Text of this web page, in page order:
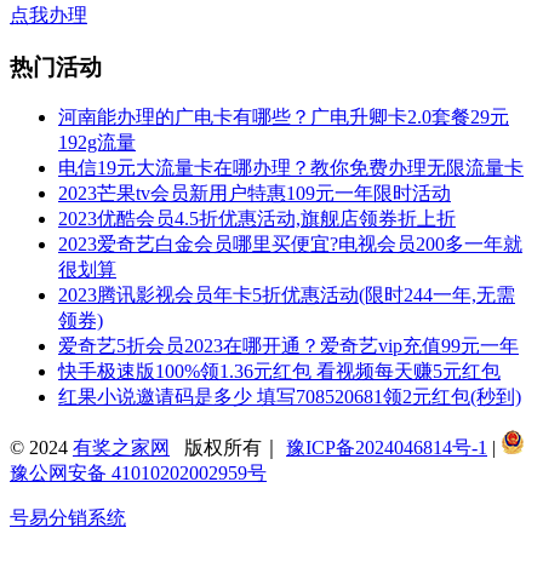
点我办理
热门活动
河南能办理的广电卡有哪些？广电升卿卡2.0套餐29元
192g流量
电信19元大流量卡在哪办理？教你免费办理无限流量卡
2023芒果tv会员新用户特惠109元一年限时活动
2023优酷会员4.5折优惠活动,旗舰店领券折上折
2023爱奇艺白金会员哪里买便宜?电视会员200多一年就
很划算
2023腾讯影视会员年卡5折优惠活动(限时244一年,无需
领券)
爱奇艺5折会员2023在哪开通？爱奇艺vip充值99元一年
快手极速版100%领1.36元红包 看视频每天赚5元红包
红果小说邀请码是多少 填写708520681领2元红包(秒到)
© 2024 有奖之家网 版权所有｜ 豫ICP备2024046814号-1 |
豫公网安备 41010202002959号
号易分销系统